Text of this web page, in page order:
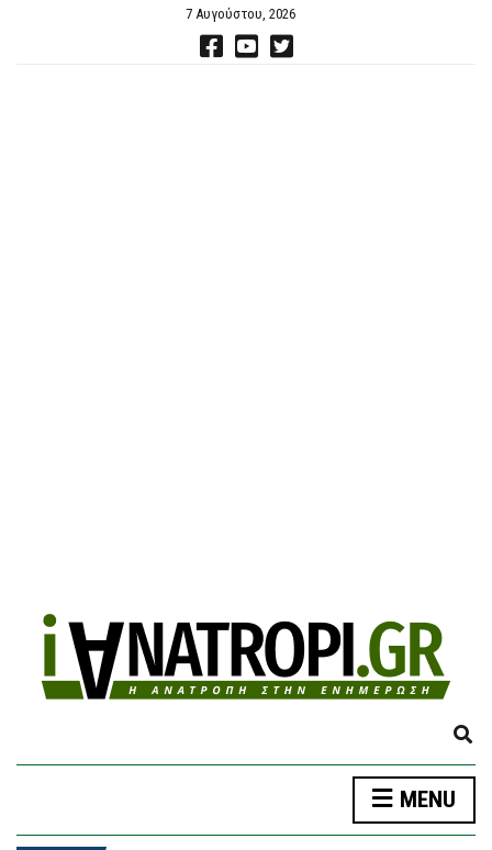
7 Αυγούστου, 2026
E
P
N
MENU
ΣΥΝΑΓΕΡΜΌΣ ΓΙΑ ΚΥΒΕΡΝΟΕΠΙΘΈΣΕΙΣ ΣΤΙΣ ΗΠΑ: ΧΆΚΕΡ «ΧΤΥΠΟΎΝ» ΚΟΛΟΣΣΟΎΣ ΜΕ ΈΝΑ ΤΗΛΕΦΏΝΗΜΑ – ΠΏΣ ΠΑΓΙΔΕΎΟΥΝ ΕΡΓΑΖΟΜΈΝΟΥΣ ΚΑΙ ΑΡΠΆΖΟΥΝ ΚΩΔΙΚΟΎΣ